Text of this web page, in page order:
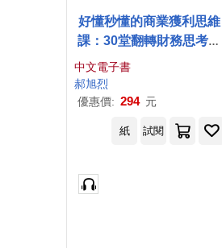
好懂秒懂的商業獲利思維
課：30堂翻轉財務思考框
架，開店、創業、經營、
工作績效有感提升 (電子
書)
中文電子書
郝旭烈
優惠價: 294 元
紙 試閱